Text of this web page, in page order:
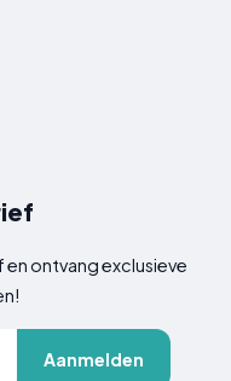
en ontvang exclusieve
Aanmelden